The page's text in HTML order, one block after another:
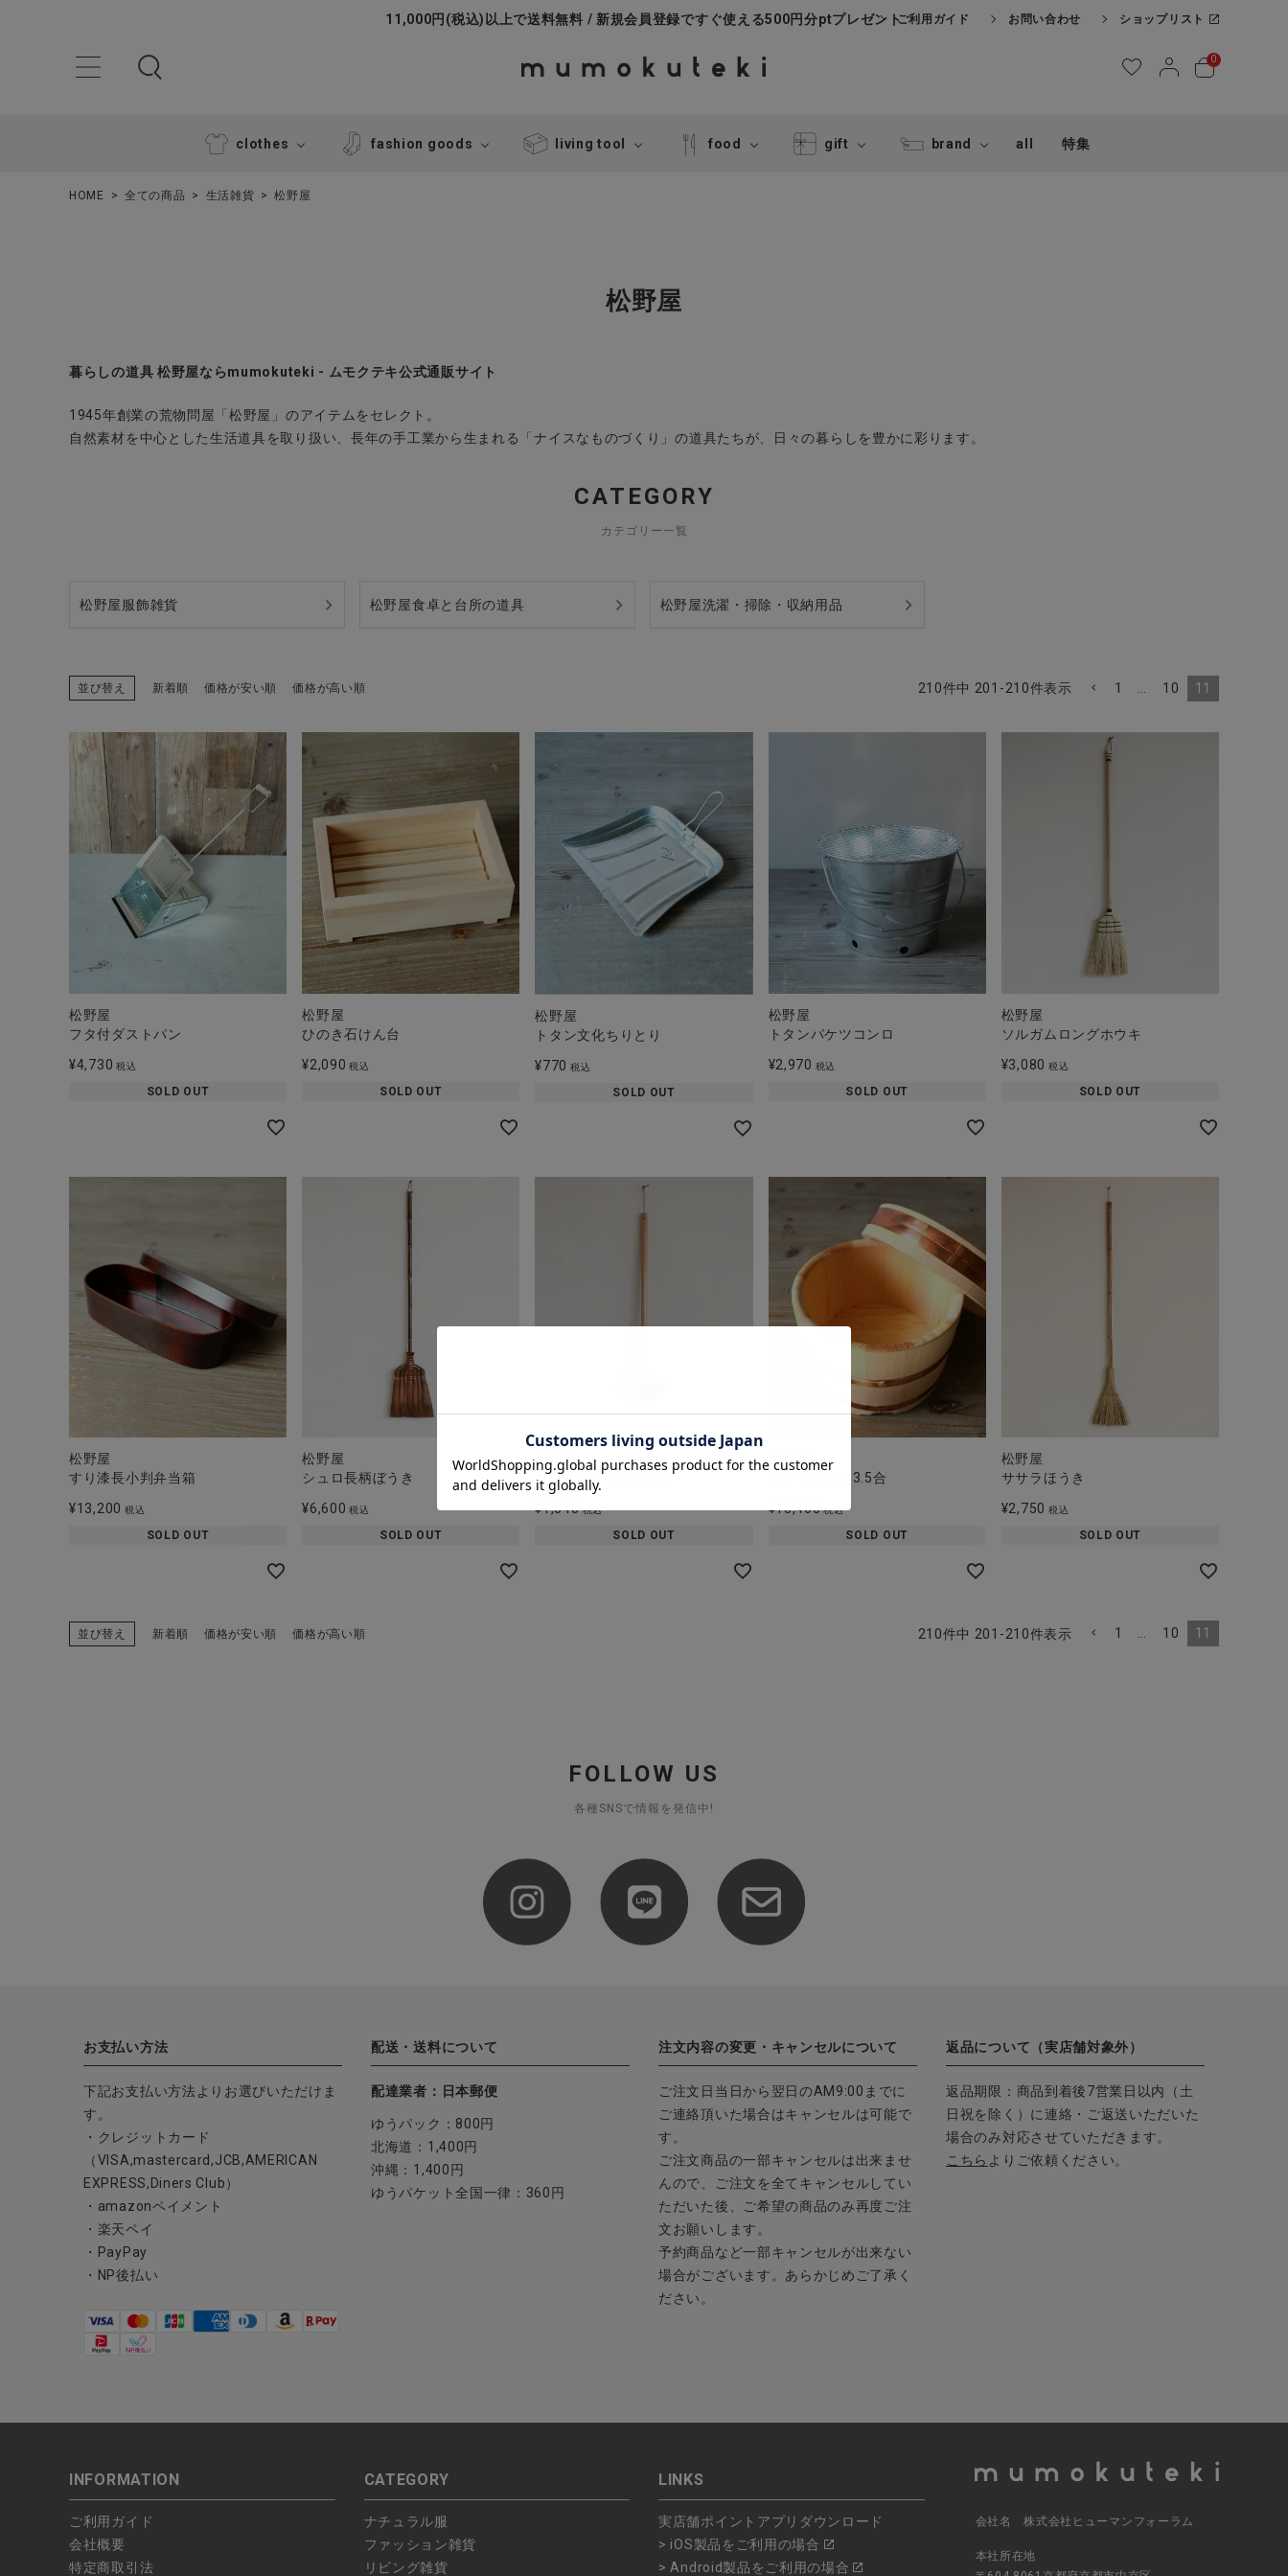
11,000円(税込)以上で送料無料 / 新規会員登録ですぐ使える500円分ptプレゼントご利用ガイド お問い合わせ ショップリスト
0
clothes fashion goods living tool food gift brand all 特集
ようこそ ゲスト 様
ナチュラル服
生活雑貨
全ての商品
ご利用ガイド
お問い合わせ
HOME 全ての商品 生活雑貨 松野屋
松野屋
暮らしの道具 松野屋ならmumokuteki - ムモクテキ公式通販サイト
1945年創業の荒物問屋「松野屋」のアイテムをセレクト。
自然素材を中心とした生活道具を取り扱い、長年の手工業から生まれる「ナイスなものづくり」の道具たちが、日々の暮らしを豊かに彩ります。
CATEGORY
カテゴリー一覧
松野屋服飾雑貨 松野屋食卓と台所の道具 松野屋洗濯・掃除・収納用品
並び替え 新着順 価格が安い順 価格が高い順 210件中 201 -210件表示 1 10 11
松野屋
フタ付ダストパン
¥4,730 税込
SOLD OUT
松野屋
ひのき石けん台
¥2,090 税込
SOLD OUT
松野屋
トタン文化ちりとり
¥770 税込
SOLD OUT
松野屋
トタンバケツコンロ
¥2,970 税込
SOLD OUT
松野屋
ソルガムロングホウキ
¥3,080 税込
SOLD OUT
松野屋
すり漆長小判弁当箱
¥13,200 税込
SOLD OUT
松野屋
シュロ長柄ぼうき
¥6,600 税込
SOLD OUT
松野屋
シダミニデッキブラシ
¥1,540 税込
SOLD OUT
松野屋
サワラおひつ3.5合
¥15,400 税込
SOLD OUT
松野屋
ササラほうき
¥2,750 税込
SOLD OUT
並び替え 新着順 価格が安い順 価格が高い順 210件中 201 -210件表示 1 … 10 11
FOLLOW US
各種SNSで情報を発信中!
お支払い方法
下記お支払い方法よりお選びいただけま
す。
・クレジットカード
（VISA,mastercard,JCB,AMERICAN
EXPRESS,Diners Club）
・amazonペイメント
・楽天ペイ
・PayPay
・NP後払い
配送・送料について
配達業者：日本郵便
ゆうパック：800円
北海道：1,400円
沖縄：1,400円
ゆうパケット全国一律：360円
注文内容の変更・キャンセルについて
ご注文日当日から翌日のAM9:00までに
ご連絡頂いた場合はキャンセルは可能で
す。
ご注文商品の一部キャンセルは出来ませ
んので、ご注文を全てキャンセルしてい
ただいた後、ご希望の商品のみ再度ご注
文お願いします。
予約商品など一部キャンセルが出来ない
場合がございます。あらかじめご了承く
ださい。
返品について（実店舗対象外）
返品期限：商品到着後7営業日以内（土
日祝を除く）に連絡・ご返送いただいた
場合のみ対応させていただきます。
こちら よりご依頼ください。
INFORMATION
ご利用ガイド
会社概要
特定商取引法
CATEGORY
ナチュラル服
ファッション雑貨
リビング雑貨
LINKS
実店舗ポイントアプリダウンロード
> iOS製品をご利用の場合
> Android製品をご利用の場合
会社名 株式会社ヒューマンフォーラム
本社所在地